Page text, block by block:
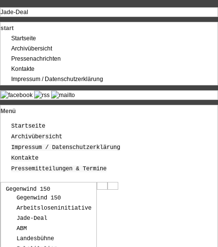
Jade-Deal
start
Startseite
Archivübersicht
Pressenachrichten
Kontakte
Impressum / Datenschutzerklärung
Menü
Startseite
Archivübersicht
Impressum / Datenschutzerklärung
Kontakte
Pressemitteilungen & Termine
Gegenwind 150
Gegenwind 150
Arbeitsloseninitiative
Jade-Deal
ABM
Landesbühne